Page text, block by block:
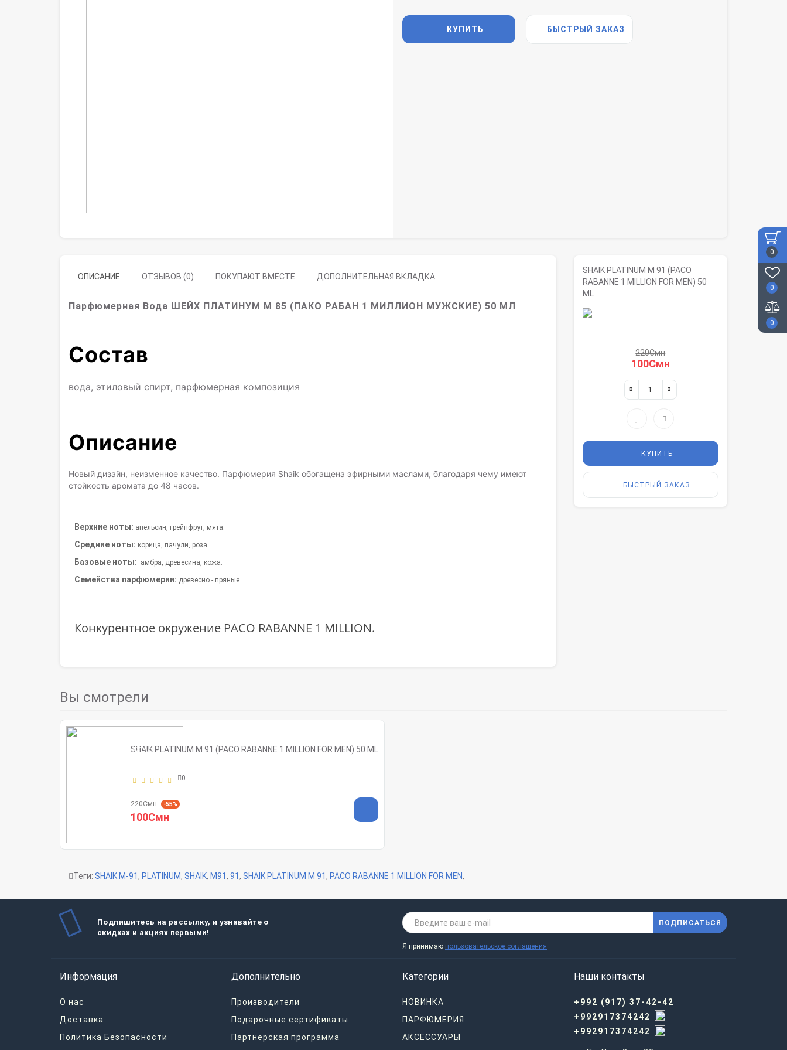
0
0
0
КУПИТЬ БЫСТРЫЙ ЗАКАЗ
ОПИСАНИЕ ОТЗЫВОВ (0) ПОКУПАЮТ ВМЕСТЕ ДОПОЛНИТЕЛЬНАЯ ВКЛАДКА
Парфюмерная Вода ШЕЙХ ПЛАТИНУМ M 85 (ПАКО РАБАН 1 МИЛЛИОН МУЖСКИЕ) 50 МЛ
Состав
вода, этиловый спирт, парфюмерная композиция
Описание
Новый дизайн, неизменное качество. Парфюмерия Shaik обогащена эфирными маслами, благодаря чему имеют
стойкость аромата до 48 часов.
Верхние ноты: апельсин, грейпфрут, мята.
Средние ноты: корица, пачули, роза.
Базовые ноты: амбра, древесина, кожа.
Семейства парфюмерии: древесно - пряные.
Конкурентное окружение PACO RABANNE 1 MILLION.
SHAIK PLATINUM M 91 (PACO
RABANNE 1 MILLION FOR MEN) 50
ML
220Смн
100Смн
КУПИТЬ
БЫСТРЫЙ ЗАКАЗ
Вы смотрели
SHAIK PLATINUM M 91 (PACO RABANNE 1 MILLION FOR MEN) 50 ML
0
220Смн -55%
100Смн
Теги: SHAIK M-91, PLATINUM, SHAIK, M91, 91, SHAIK PLATINUM M 91, PACO RABANNE 1 MILLION FOR MEN,
Подпишитесь на рассылку, и узнавайте о
скидках и акциях первыми!
ПОДПИСАТЬСЯ
Я принимаю пользовательское соглашения
Информация
О нас
Доставка
Политика Безопасности
Дополнительно
Производители
Подарочные сертификаты
Партнёрская программа
Категории
НОВИНКА
ПАРФЮМЕРИЯ
АКСЕССУАРЫ
Наши контакты
+992 (917) 37-42-42
+992917374242
+992917374242